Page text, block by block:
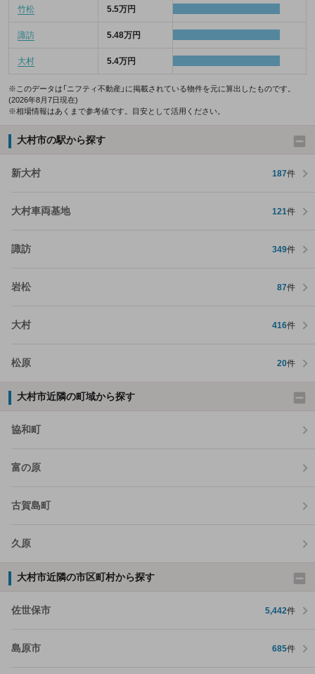
竹松 5.5万円
諏訪 5.48万円
大村 5.4万円
※このデータは「ニフティ不動産」に掲載されている物件を元に算出したものです。
(2026年8月7日現在)
※相場情報はあくまで参考値です。目安として活用ください。
大村市の駅から探す
新大村 187件
大村車両基地 121件
諏訪 349件
岩松 87件
大村 416件
松原 20件
大村市近隣の町域から探す
協和町
富の原
古賀島町
久原
大村市近隣の市区町村から探す
佐世保市 5,442件
島原市 685件